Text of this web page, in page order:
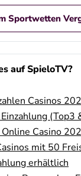
Sportwetten
Casino Bonus
bis zu 80€
Bonus
bis zu 80€
Bonus
bis 100€
auf SpieloTV?
Casinos
(Top3
Casino
mit 50
erhältlich